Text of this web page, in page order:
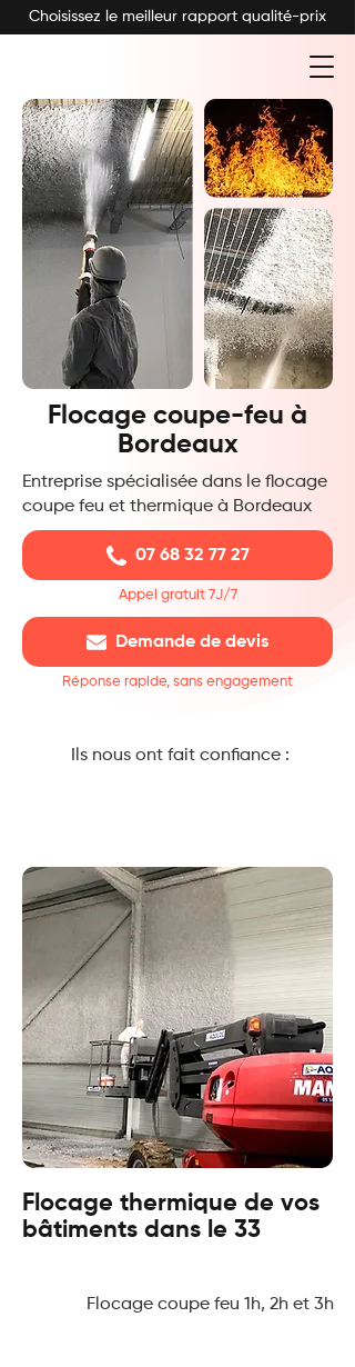
Choisissez le meilleur rapport qualité-prix
Flocage coupe-feu à
Bordeaux
Entreprise spécialisée dans le flocage
coupe feu et thermique à Bordeaux
07 68 32 77 27
Appel gratuit 7J/7
Demande de devis
Réponse rapide, sans engagement
Ils nous ont fait confiance :
Flocage thermique de vos
bâtiments dans le 33
Flocage coupe feu 1h, 2h et 3h